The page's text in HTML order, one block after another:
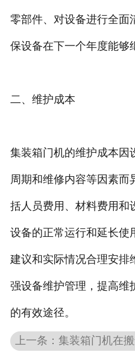
零部件、对设备进行全面
保设备在下一个年度能够
二、维护成本
集装箱门机的维护成本因
周期和维修内容等因素而
括人员费用、材料费用和
设备的正常运行和延长使
建议和实际情况合理安排
强设备维护管理，提高维
的有效途径。